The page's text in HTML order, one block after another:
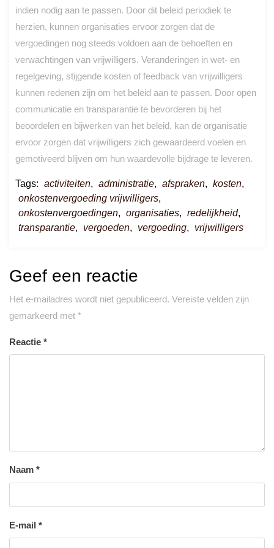
indien nodig aan te passen. Door dit beleid periodiek te
herzien, kunnen organisaties ervoor zorgen dat de
vergoedingen nog steeds voldoen aan de behoeften en
verwachtingen van vrijwilligers. Veranderingen in wet- en
regelgeving, stijgende kosten of feedback van vrijwilligers
kunnen redenen zijn om het beleid aan te passen. Door open
communicatie en transparantie te bevorderen bij het
beoordelen en bijwerken van het beleid, kan de organisatie
ervoor zorgen dat vrijwilligers zich gewaardeerd voelen en
gemotiveerd blijven om hun waardevolle bijdrage te leveren.
Tags: activiteiten, administratie, afspraken, kosten,
onkostenvergoeding vrijwilligers,
onkostenvergoedingen, organisaties, redelijkheid,
transparantie, vergoeden, vergoeding, vrijwilligers
Geef een reactie
Het e-mailadres wordt niet gepubliceerd. Vereiste velden zijn
gemarkeerd met *
Reactie *
Naam *
E-mail *